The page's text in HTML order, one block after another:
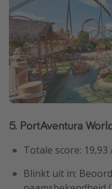
5. PortAventura
Totale score: 19,93
Blinkt uit in: